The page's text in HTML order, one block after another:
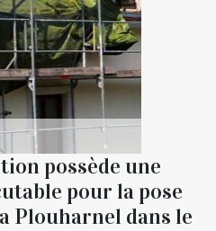
possède une
pour la pose
Plouharnel dans le